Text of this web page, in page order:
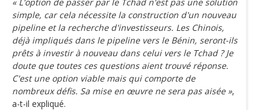
simple, car cela nécessite la construction d'un nouveau
pipeline et la recherche d'investisseurs. Les Chinois,
déjà impliqués dans le pipeline vers le Bénin, seront-ils
prêts à investir à nouveau dans celui vers le Tchad ? Je
doute que toutes ces questions aient trouvé réponse.
C'est une option viable mais qui comporte de
nombreux défis. Sa mise en œuvre ne sera pas aisée »,
a-t-il expliqué.